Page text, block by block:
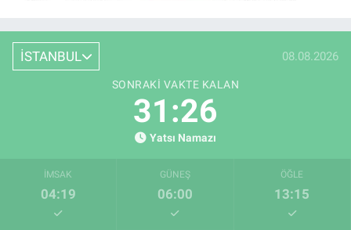
İSTANBUL 08.08.2026
SONRAKI VAKTE KALAN
31:26
Yatsı Namazı
İMSAK
04:19
GÜNEŞ
06:00
ÖĞLE
13:15